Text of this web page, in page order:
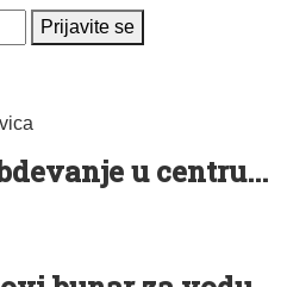
Prijavite se
u centru...